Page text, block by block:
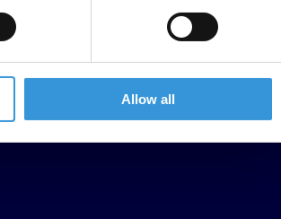
Allow all